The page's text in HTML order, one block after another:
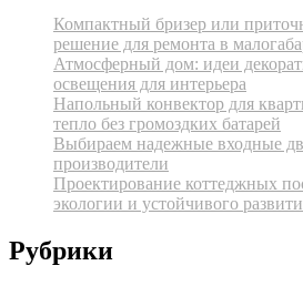
Компактный бризер или
решение для ремонта в
Атмосферный дом: идеи
освещения для интерьера
Напольный конвектор для
тепло без громоздких батарей
Выбираем надежные входные
производители
Проектирование коттеджных
экологии и устойчивого
Рубрики